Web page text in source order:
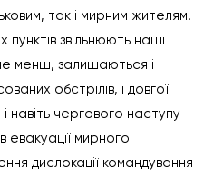
так і мирним жителям.
звільнюють наші
менш, залишаються і
обстрілів, і довгої
і навіть чергового наступу
евакуації мирного
дислокації командування